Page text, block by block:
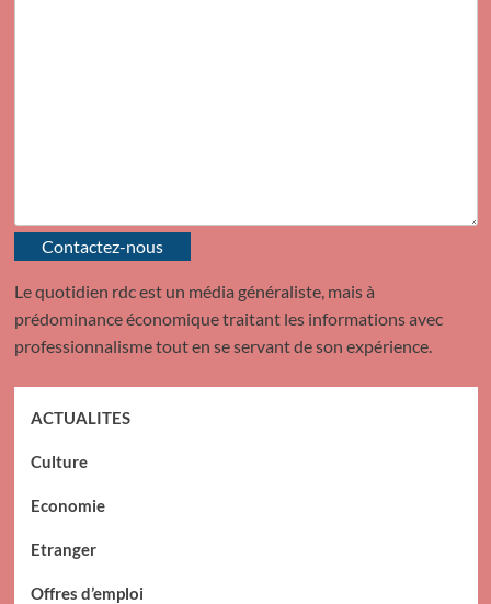
Contactez-nous
Le quotidien rdc est un média généraliste, mais à
prédominance économique traitant les informations avec
professionnalisme tout en se servant de son expérience.
ACTUALITES
Culture
Economie
Etranger
Offres d’emploi